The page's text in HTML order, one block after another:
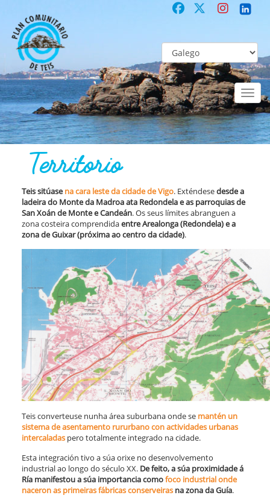
Toggle
DE TEIS Territorio
Territorio
Teis sitúasena cara leste da cidade de Vigo. Exténdesedesde a
ladeira do Monte da Madroa ata Redondela e as parroquias de
San Xoán de Monte e Candeán. Os seus límites abranguen a
zona costeira comprendidaentre Arealonga (Redondela) e a
zona de Guixar (próxima ao centro da cidade).
Teis converteuse nunha área suburbana onde se mantén un
sistema de asentamento rururbano con actividades urbanas
intercaladas pero totalmente integrado na cidade.
Esta integración tivo a súa orixe no desenvolvemento
industrial ao longo do século XX. De feito, a súa proximidade á
Ría manifestou a súa importancia comofoco industrial onde
naceron as primeiras fábricas conserveiras na zona da Guía.